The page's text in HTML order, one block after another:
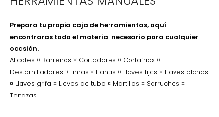
Prepara tu propia caja de herramientas, aquí
encontraras todo el material necesario para cualquier
ocasión.
Alicates ¤ Barrenas ¤ Cortadores ¤ Cortafríos ¤
Destornilladores ¤ Limas ¤ Llanas ¤ Llaves fijas ¤ Llaves planas
¤ Llaves grifa ¤ Llaves de tubo ¤ Martillos ¤ Serruchos ¤
Tenazas